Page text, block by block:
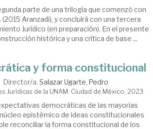
parte de una trilogía que comenzó con
Aranzadi), y concluirá con una tercera
Jurídico (en preparación). En el presente
histórica y una crítica de base ...
y forma constitucional
Director/a. Salazar Ugarte, Pedro
Jurídicas de la UNAM. Ciudad de México, 2023
democráticas de las mayorías
epistémico de ideas constitucionales
reconciliar la forma constitucional de los